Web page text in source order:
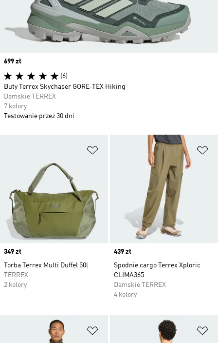
Dodaj do listy życzeń
Price
349 zł
Torba Terrex Multi Duffel 50l
TERREX
2 kolory
Price
439 zł
Spodnie cargo Terrex Xploric
CLIMA365
Damskie TERREX
4 kolory
Dodaj do listy życzeń
Price
699 zł
(6)
Buty Terrex Skychaser GORE-TEX Hiking
Damskie TERREX
7 kolory
Testowanie przez 30 dni